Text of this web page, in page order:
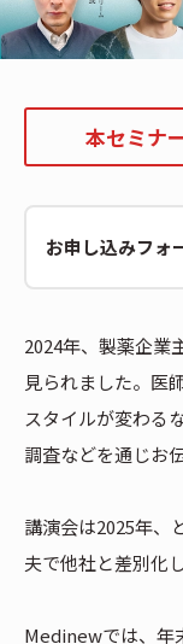
本セミナ
お申し込みフォ
2024年、製薬企業
見られました。医
スタイルが変わる
調査などを通じお
講演会は2025年、
夫で他社と差別化
Medinewでは、年